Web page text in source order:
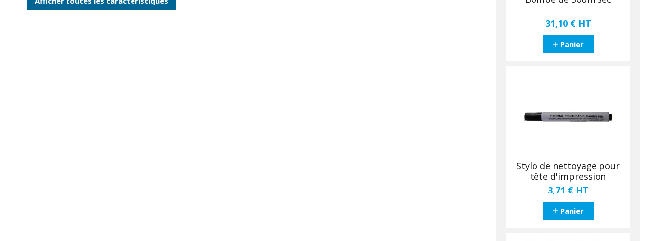
31,10 € HT
Panier
Stylo de nettoyage pour
tête d'impression
3,71 € HT
Panier